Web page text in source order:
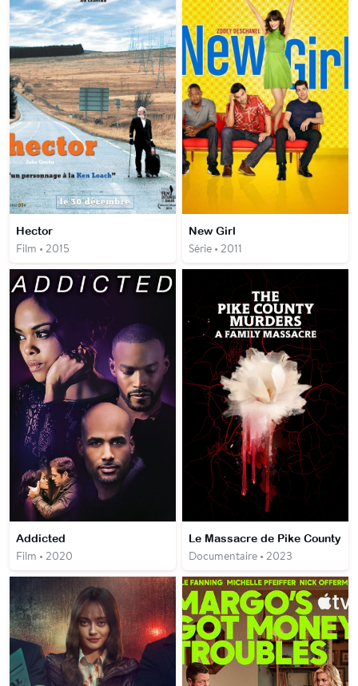
Hector
Film • 2015
New Girl
Série • 2011
Addicted
Film • 2020
Le Massacre de Pike County
Documentaire • 2023